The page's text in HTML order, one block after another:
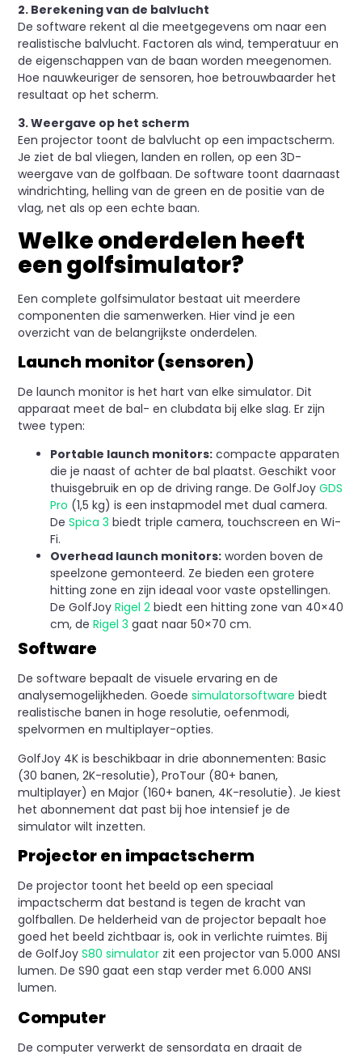
2. Berekening van de balvlucht
De software rekent al die meetgegevens om naar een
realistische balvlucht. Factoren als wind, temperatuur en
de eigenschappen van de baan worden meegenomen.
Hoe nauwkeuriger de sensoren, hoe betrouwbaarder het
resultaat op het scherm.
3. Weergave op het scherm
Een projector toont de balvlucht op een impactscherm.
Je ziet de bal vliegen, landen en rollen, op een 3D-
weergave van de golfbaan. De software toont daarnaast
windrichting, helling van de green en de positie van de
vlag, net als op een echte baan.
Welke onderdelen heeft
een golfsimulator?
Een complete golfsimulator bestaat uit meerdere
componenten die samenwerken. Hier vind je een
overzicht van de belangrijkste onderdelen.
Launch monitor (sensoren)
De launch monitor is het hart van elke simulator. Dit
apparaat meet de bal- en clubdata bij elke slag. Er zijn
twee typen:
Portable launch monitors: compacte apparaten
die je naast of achter de bal plaatst. Geschikt voor
thuisgebruik en op de driving range. De GolfJoyGDS
Pro (1,5 kg) is een instapmodel met dual camera.
DeSpica 3 biedt triple camera, touchscreen en Wi-
Fi.
Overhead launch monitors: worden boven de
speelzone gemonteerd. Ze bieden een grotere
hitting zone en zijn ideaal voor vaste opstellingen.
De GolfJoyRigel 2 biedt een hitting zone van 40×40
cm, deRigel 3 gaat naar 50×70 cm.
Software
De software bepaalt de visuele ervaring en de
analysemogelijkheden. Goedesimulatorsoftware biedt
realistische banen in hoge resolutie, oefenmodi,
spelvormen en multiplayer-opties.
GolfJoy 4K is beschikbaar in drie abonnementen: Basic
(30 banen, 2K-resolutie), ProTour (80+ banen,
multiplayer) en Major (160+ banen, 4K-resolutie). Je kiest
het abonnement dat past bij hoe intensief je de
simulator wilt inzetten.
Projector en impactscherm
De projector toont het beeld op een speciaal
impactscherm dat bestand is tegen de kracht van
golfballen. De helderheid van de projector bepaalt hoe
goed het beeld zichtbaar is, ook in verlichte ruimtes. Bij
de GolfJoyS80 simulator zit een projector van 5.000 ANSI
lumen. De S90 gaat een stap verder met 6.000 ANSI
lumen.
Computer
De computer verwerkt de sensordata en draait de